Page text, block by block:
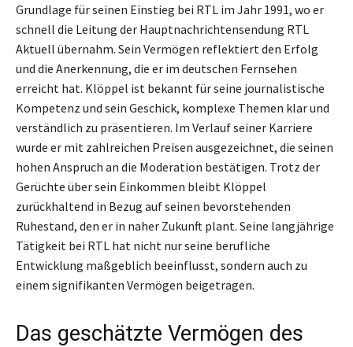
Grundlage für seinen Einstieg bei RTL im Jahr 1991, wo er
schnell die Leitung der Hauptnachrichtensendung RTL
Aktuell übernahm. Sein Vermögen reflektiert den Erfolg
und die Anerkennung, die er im deutschen Fernsehen
erreicht hat. Klöppel ist bekannt für seine journalistische
Kompetenz und sein Geschick, komplexe Themen klar und
verständlich zu präsentieren. Im Verlauf seiner Karriere
wurde er mit zahlreichen Preisen ausgezeichnet, die seinen
hohen Anspruch an die Moderation bestätigen. Trotz der
Gerüchte über sein Einkommen bleibt Klöppel
zurückhaltend in Bezug auf seinen bevorstehenden
Ruhestand, den er in naher Zukunft plant. Seine langjährige
Tätigkeit bei RTL hat nicht nur seine berufliche
Entwicklung maßgeblich beeinflusst, sondern auch zu
einem signifikanten Vermögen beigetragen.
Das geschätzte Vermögen des